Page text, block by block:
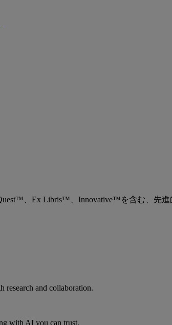
、Ex Libris™、Innovative™を含む、先
research and collaboration.
with AI you can trust.